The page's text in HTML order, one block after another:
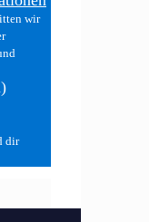
wir
dir